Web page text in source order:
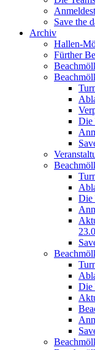
Save the
Archiv
Hallen-
Fürther
Die
Die
Die